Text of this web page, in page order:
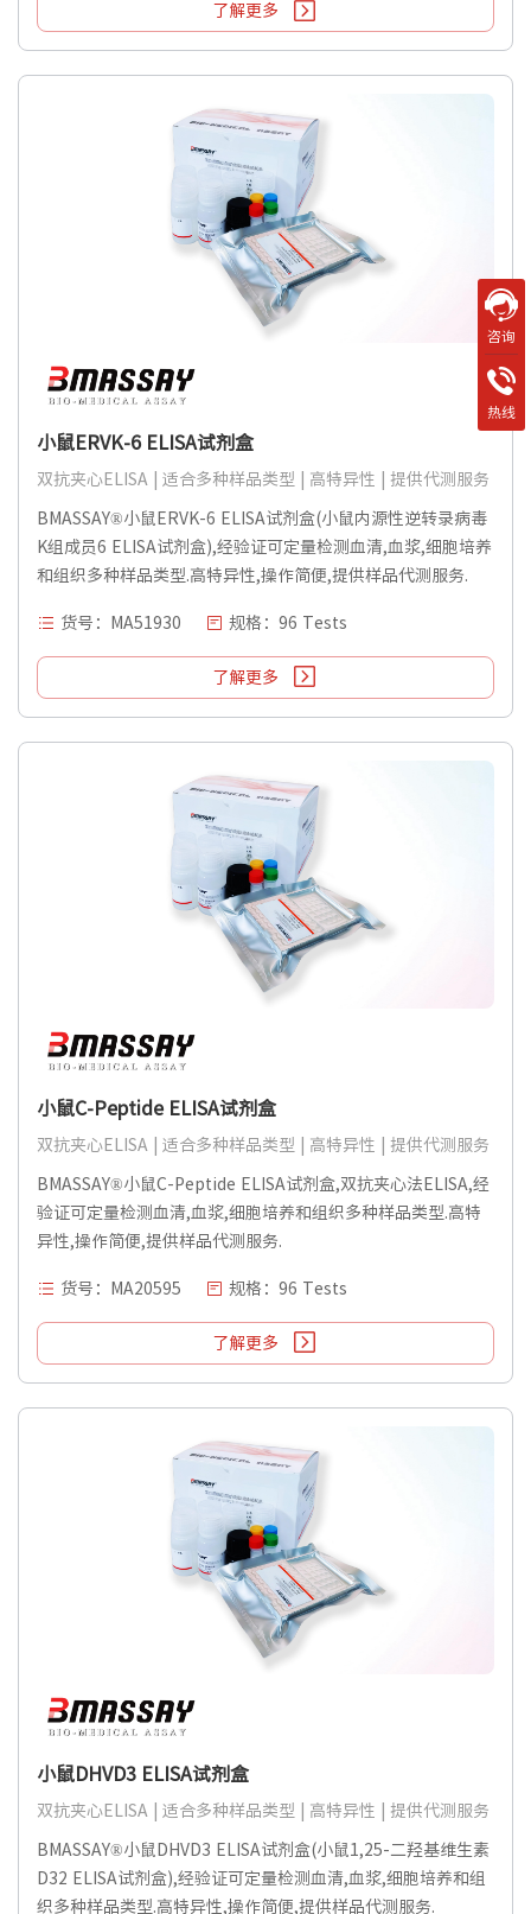
了解更多
小鼠ERVK-6 ELISA试剂盒
双抗夹心ELISA | 适合多种样品类型 | 高特异性 | 提供代测服务
BMASSAY®小鼠ERVK-6 ELISA试剂盒(小鼠内源性逆转录病毒
K组成员6 ELISA试剂盒),经验证可定量检测血清,血浆,细胞培养
和组织多种样品类型.高特异性,操作简便,提供样品代测服务.
货号：MA51930 规格：96 Tests
了解更多
小鼠C-Peptide ELISA试剂盒
双抗夹心ELISA | 适合多种样品类型 | 高特异性 | 提供代测服务
BMASSAY®小鼠C-Peptide ELISA试剂盒,双抗夹心法ELISA,经
验证可定量检测血清,血浆,细胞培养和组织多种样品类型.高特
异性,操作简便,提供样品代测服务.
货号：MA20595 规格：96 Tests
了解更多
小鼠DHVD3 ELISA试剂盒
双抗夹心ELISA | 适合多种样品类型 | 高特异性 | 提供代测服务
BMASSAY®小鼠DHVD3 ELISA试剂盒(小鼠1,25-二羟基维生素
D32 ELISA试剂盒),经验证可定量检测血清,血浆,细胞培养和组
织多种样品类型.高特异性,操作简便,提供样品代测服务.
咨询
热线